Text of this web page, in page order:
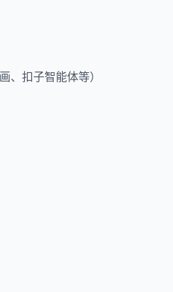
、扣子智能体等）